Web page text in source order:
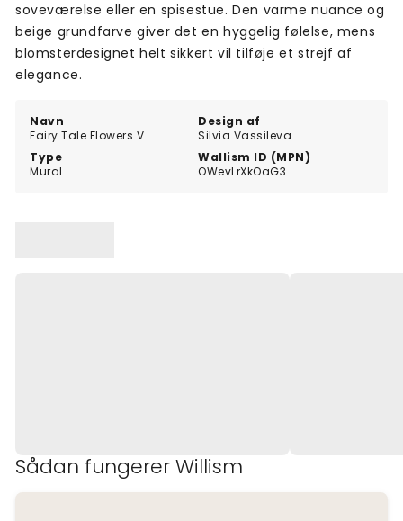
Navn
Fairy Tale Flowers V
Design af
Silvia Vassileva
Type
Mural
Wallism ID (MPN)
OWevLrXkOaG3
soveværelse eller en spisestue. Den varme nuance og
beige grundfarve giver det en hyggelig følelse, mens
blomsterdesignet helt sikkert vil tilføje et strejf af
elegance.
Sådan fungerer Willism